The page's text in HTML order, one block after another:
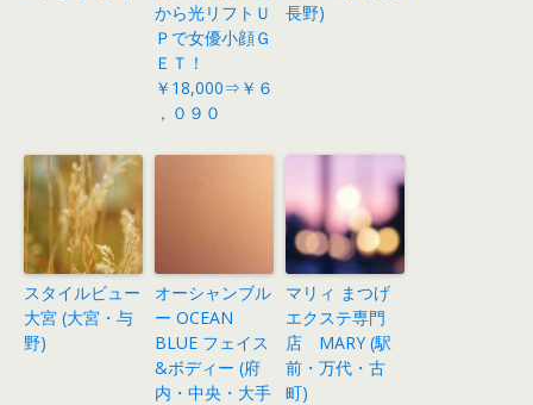
から光リフトＵ
Ｐで女優小顔Ｇ
ＥＴ！
￥18,000⇒￥６
，０９０
長野)
スタイルビュー
大宮 (大宮・与
野)
オーシャンブル
ー OCEAN
BLUE フェイス
&ボディー (府
内・中央・大手
マリィ まつげ
エクステ専門
店 MARY (駅
前・万代・古
町)